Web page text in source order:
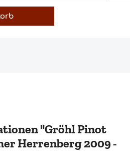
"Gröhl Pinot
Herrenberg 2009 -